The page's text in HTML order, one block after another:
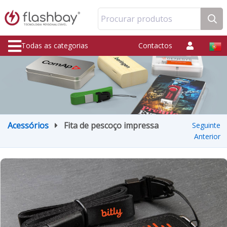
Procurar produtos
Todas as categorias Contactos
Acessórios Fita de pescoço impressa
Seguinte
Anterior